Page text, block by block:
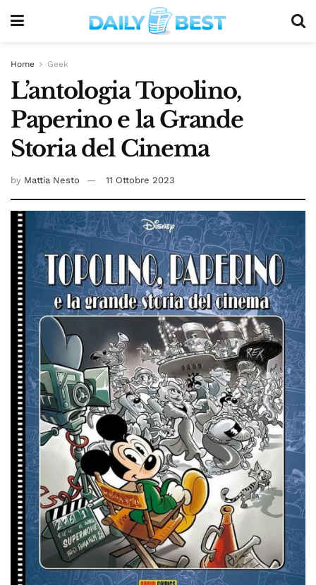
Home Geek
L’antologia Topolino,
Paperino e la Grande
Storia del Cinema
by Mattia Nesto 11 Ottobre 2023